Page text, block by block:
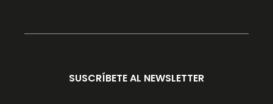
SUSCRÍBETE AL NEWSLETTER